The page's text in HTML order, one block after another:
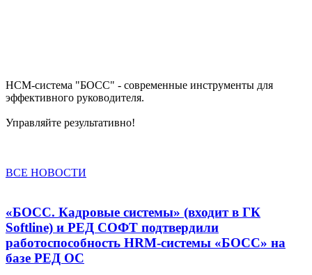
HCM-система "БОСС" - современные инструменты для
эффективного руководителя.
Управляйте результативно!
ВСЕ НОВОСТИ
«БОСС. Кадровые системы» (входит в ГК
Softline) и РЕД СОФТ подтвердили
работоспособность HRM-системы «БОСС» на
базе РЕД ОС